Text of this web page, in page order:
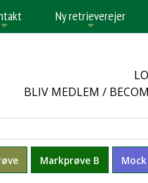
Ny retrieverejer
BLIV MEDLEM /
Markprøve B